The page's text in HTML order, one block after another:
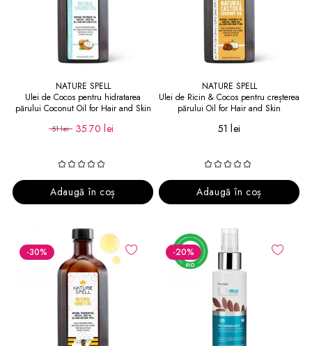
NATURE SPELL
Ulei de Cocos pentru hidratarea
părului Coconut Oil for Hair and Skin
51 lei 35.70 lei
Adaugă în coș
NATURE SPELL
Ulei de Ricin & Cocos pentru creșterea
părului Oil for Hair and Skin
51 lei
Adaugă în coș
-30% -20%